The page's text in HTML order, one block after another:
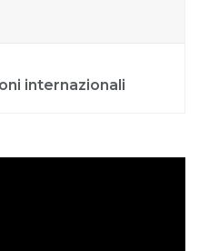
internazionali